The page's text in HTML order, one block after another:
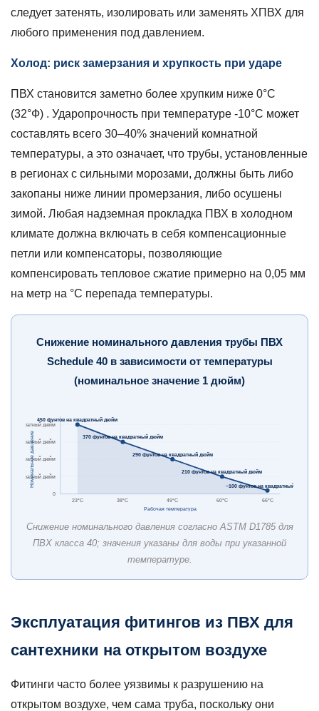
следует затенять, изолировать или заменять ХПВХ для
любого применения под давлением.
Холод: риск замерзания и хрупкость при ударе
ПВХ становится заметно более хрупким ниже 0°С
(32°Ф) . Ударопрочность при температуре -10°C может
составлять всего 30–40% значений комнатной
температуры, а это означает, что трубы, установленные
в регионах с сильными морозами, должны быть либо
закопаны ниже линии промерзания, либо осушены
зимой. Любая надземная прокладка ПВХ в холодном
климате должна включать в себя компенсационные
петли или компенсаторы, позволяющие
компенсировать тепловое сжатие примерно на 0,05 мм
на метр на °C перепада температуры.
Снижение номинального давления трубы ПВХ
Schedule 40 в зависимости от температуры
(номинальное значение 1 дюйм)
0
на квадратный дюйм
на квадратный дюйм
на квадратный дюйм
на квадратный дюйм
Номинальное давление
23°С 38°С 49°С 60°C 66°С
Рабочая температура
450 фунтов на квадратный дюйм
370 фунтов на квадратный дюйм
290 фунтов на квадратный дюйм
210 фунтов на квадратный дюйм
~100 фунтов на квадратный дюйм
Снижение номинального давления согласно ASTM D1785 для
ПВХ класса 40; значения указаны для воды при указанной
температуре.
Эксплуатация фитингов из ПВХ для
сантехники на открытом воздухе
Фитинги часто более уязвимы к разрушению на
открытом воздухе, чем сама труба, поскольку они